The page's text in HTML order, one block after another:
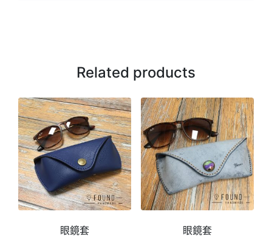
Related products
眼鏡套 眼鏡套